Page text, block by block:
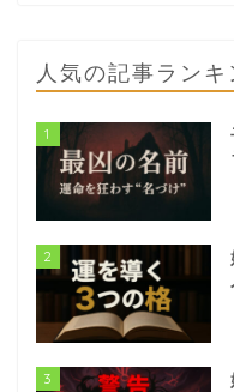
人気の記事ランキ
1
2
3